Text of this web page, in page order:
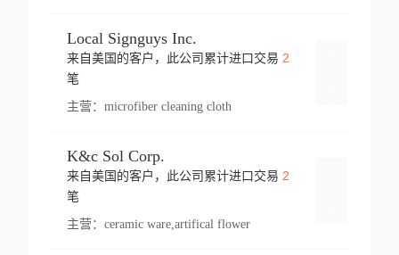
Local Signguys Inc.
来自美国的客户，此公司累计进口交易 2
笔
主营： microfiber cleaning cloth
K&c Sol Corp.
来自美国的客户，此公司累计进口交易 2
笔
主营： ceramic ware,artifical flower